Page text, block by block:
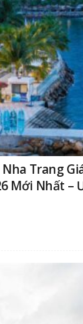
Trang
Mới Nhất –